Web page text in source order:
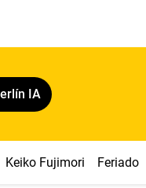
IA
Keiko Fujimori Feriado